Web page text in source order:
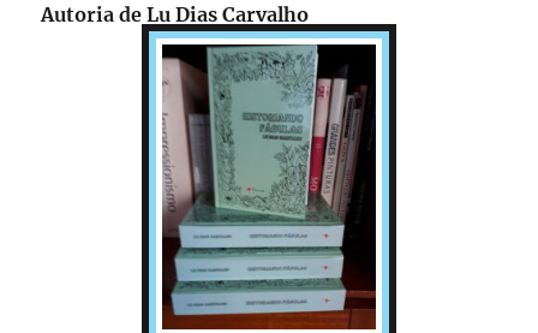
Autoria deLu Dias Carvalho